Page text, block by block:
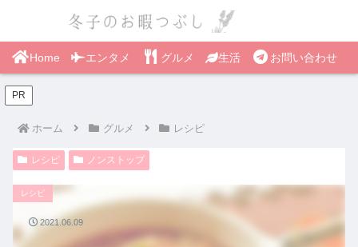
Home エンタメ グルメ 生活 お問い合わせ
PR
ホーム グルメ レシピ
レシピ ノンストップ
レシピ
2021.06.09